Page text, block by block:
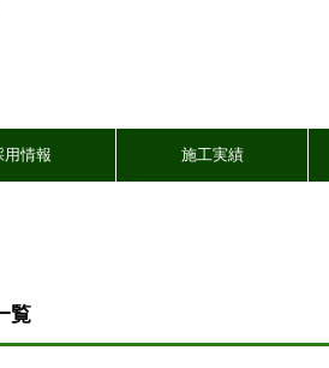
用情報 施工実績
覧